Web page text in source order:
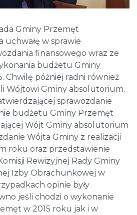
Gminy Przemęt
uchwałę w sprawie
finansowego wraz ze
budżetu Gminy
Chwilę później radni również
Wójtowi Gminy absolutorium.
sprawozdanie
budżetu Gminy Przemęt
Wójt Gminy absolutorium
Wójta Gminy z realizacji
roku oraz przedstawienie
Rewizyjnej Rady Gminy
Izby Obrachunkowej w
opinie były
jeśli chodzi o wykonanie
w 2015 roku jak i w